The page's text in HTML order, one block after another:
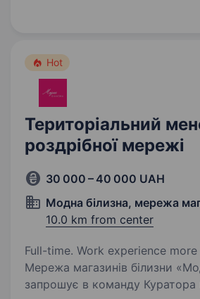
Hot
Територіальний
роздрібної мережі
30 000 – 40 000 UAH
Модна білизна, мережа
10.0 km from center
Full-time. Work experience more
Мережа магазинів білизни
запрошує в команду Куратора